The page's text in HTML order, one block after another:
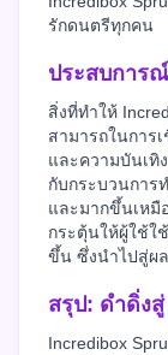
รักดนตรีทุกคน
ประสบการ
สิ่งที่ทำให้
สามารถในการ
และความบันเทิ
กับกระบวนการ
และมากขึ้นเหมื
กระตุ้นให้ผู้ใช้ใ
ขึ้น ซึ่งนำไปสู่ผ
สรุป: ดำดิ่ง
Incredibox